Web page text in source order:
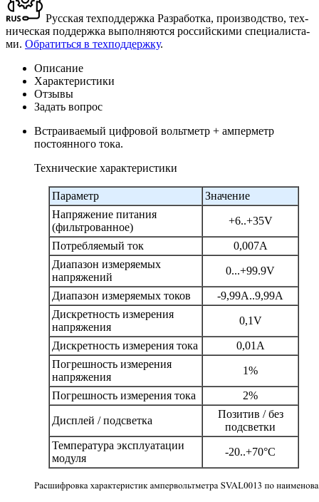
Русская техподдержка Раз­ра­бот­ка, про­из­вод­ство, тех­
ни­че­ская под­держ­ка вы­пол­ня­ют­ся рос­сий­ски­ми спе­ци­а­ли­ста­
ми. Об­ра­тить­ся в тех­под­держ­ку.
Описание
Характеристики
Отзывы
Задать вопрос
Встраиваемый цифровой вольтметр + амперметр
постоянного тока.
Технические характеристики
Параметр
Значение
Напряжение питания
(фильтрованное)
+6..+35V
Потребляемый ток
0,007А
Диапазон измеряемых
напряжений
0...+99.9V
Диапазон измеряемых токов
-9,99A..9,99А
Дискретность измерения
напряжения
0,1V
Дискретность измерения тока
0,01А
Погрешность измерения
напряжения
1%
Погрешность измерения тока 2%
Дисплей / подсветка
Позитив / без
подсветки
Температура эксплуатации
модуля
-20..+70°С